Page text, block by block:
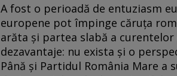
A fost o perioadă de entuziasm
europene pot împinge căruţa
arăta şi partea slabă a
dezavantaje: nu exista şi o
Până şi Partidul România Mare a